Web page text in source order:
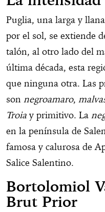
Puglia, una larga y
por el sol, se extiende
talón, al otro lado del
última década, esta
que ninguna otra. Las
son negroamaro,
Troia y primitivo. La
en la península de
famosa y calurosa de
Salice Salentino.
Bortolomiol
Brut Prior